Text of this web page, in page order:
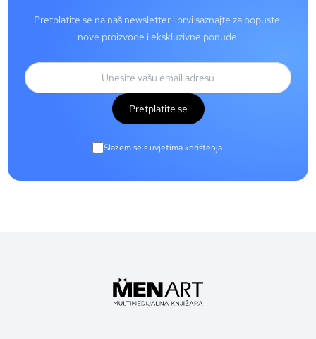
Pretplatite se na naš newsletter i prvi saznajte za popuste,
nove proizvode i ekskluzivne ponude!
Pretplatite se
Slažem se s uvjetima korištenja.